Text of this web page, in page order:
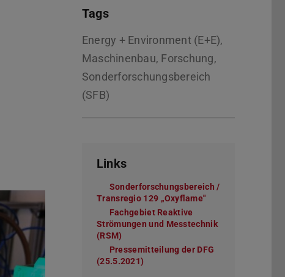
Tags
Energy + Environment (E+E),
Maschinenbau, Forschung,
Sonderforschungsbereich
(SFB)
Links
Sonderforschungsbereich /
Transregio 129 „Oxyflame"
Fachgebiet Reaktive
Strömungen und Messtechnik
(RSM)
Pressemitteilung der DFG
(25.5.2021)